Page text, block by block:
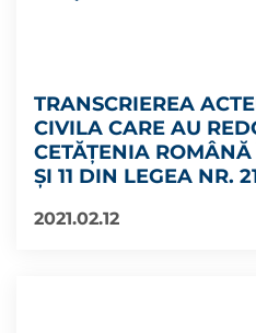
TRANSCRIEREA
CIVILA CARE AU
CETĂŢENIA
ŞI 11 DIN LEGEA NR.
2021.02.12